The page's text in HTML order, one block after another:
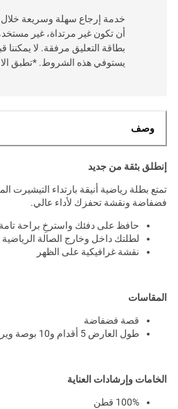
أن تكون غير مرتداة، غير
بطاقة التعليق مرفقة. لا
يستوفي هذه الشروط. *تطبق
وصف
إنطلق بثقة من جديد
تمتع بطلة رياضية أنيقة بارتداء
فضفاضة ونقشة تحفزك لأداء عالي.
حافظ على دفئك واسترخِ براحة
لطلتك داخل وخارج الصالة الرياضية
نقشة غرافيكية على الظهر
المقاسات
قصة فضفاضة
طول العارض 5 أقدام و10 بوصة ويرتدي مقاس L
الخامات وإرشادات العناية
100% قطن